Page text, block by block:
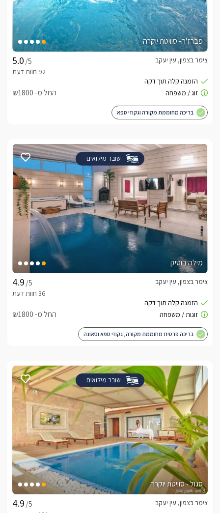
פברז’ה- סוויטת יוקרה
/5
צימר בצפון, עין יעקב
החל מ- ₪1800
בריכה מחוממת מקורה וגקוזי ספא
שובר מילואים
מילה בוטיק
/5
צימר בצפון, עין יעקב
החל מ- ₪1800
בריכה פרטית מחוממת מקורה, גקוזי ספא וסאונה
שובר מילואים
סגול - סוויטת יוקרה
/5
צימר בצפון, עין יעקב